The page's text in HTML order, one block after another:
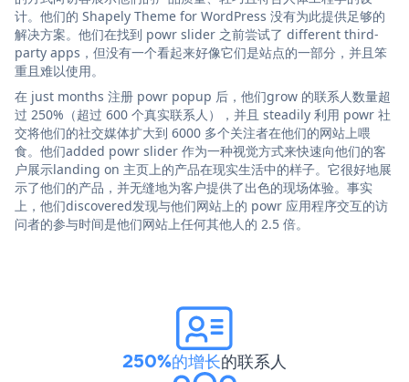
计。他们的 Shapely Theme for WordPress 没有为此提供足够的
解决方案。他们在找到 powr slider 之前尝试了 different third-
party apps，但没有一个看起来好像它们是站点的一部分，并且笨
重且难以使用。
在 just months 注册 powr popup 后，他们grow 的联系人数量超
过 250%（超过 600 个真实联系人），并且 steadily 利用 powr 社
交将他们的社交媒体扩大到 6000 多个关注者在他们的网站上喂
食。他们added powr slider 作为一种视觉方式来快速向他们的客
户展示landing on 主页上的产品在现实生活中的样子。它很好地展
示了他们的产品，并无缝地为客户提供了出色的现场体验。事实
上，他们discovered发现与他们网站上的 powr 应用程序交互的访
问者的参与时间是他们网站上任何其他人的 2.5 倍。
250%的增长的联系人